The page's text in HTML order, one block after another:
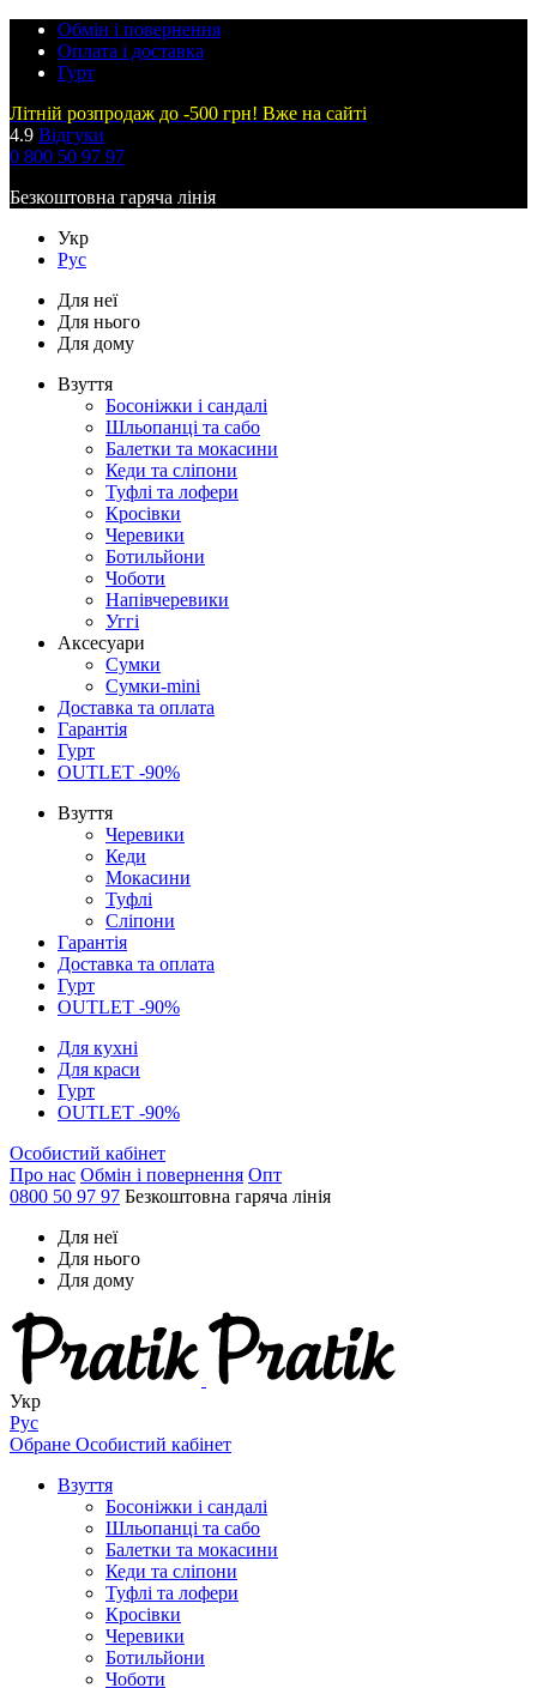
Обмін і повернення
Оплата і доставка
Гурт
Літній розпродаж до -500 грн! Вже на сайті
4.9 Відгуки
0 800 50 97 97
Безкоштовна гаряча лінія
Укр
Рус
Для неї
Для нього
Для дому
Взуття
Босоніжки і сандалі
Шльопанці та сабо
Балетки та мокасини
Кеди та сліпони
Туфлі та лофери
Кросівки
Черевики
Ботильйони
Чоботи
Напівчеревики
Уггі
Аксесуари
Сумки
Сумки-mini
Доставка та оплата
Гарантія
Гурт
OUTLET -90%
Взуття
Черевики
Кеди
Мокасини
Туфлі
Сліпони
Гарантія
Доставка та оплата
Гурт
OUTLET -90%
Для кухні
Для краси
Гурт
OUTLET -90%
Особистий кабінет
Про нас Обмін і повернення Опт
0800 50 97 97 Безкоштовна гаряча лінія
Для неї
Для нього
Для дому
Укр
Рус
Обране Особистий кабінет
Взуття
Босоніжки і сандалі
Шльопанці та сабо
Балетки та мокасини
Кеди та сліпони
Туфлі та лофери
Кросівки
Черевики
Ботильйони
Чоботи